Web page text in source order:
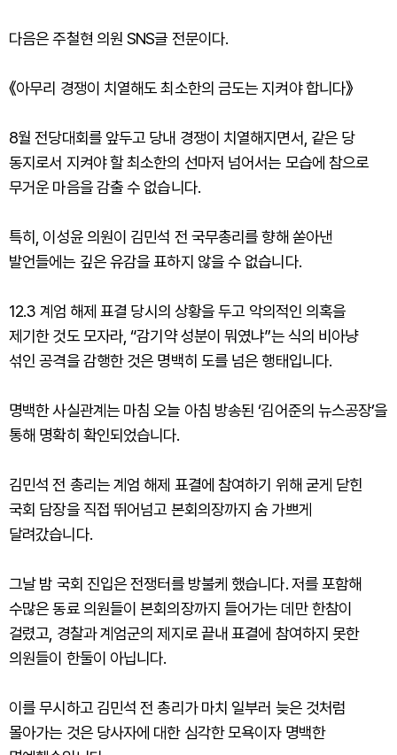
다음은 주철현 의원 SNS글 전문이다.
《아무리 경쟁이 치열해도 최소한의 금도는 지켜야 합니다》
8월 전당대회를 앞두고 당내 경쟁이 치열해지면서, 같은 당
동지로서 지켜야 할 최소한의 선마저 넘어서는 모습에 참으로
무거운 마음을 감출 수 없습니다.
특히, 이성윤 의원이 김민석 전 국무총리를 향해 쏟아낸
발언들에는 깊은 유감을 표하지 않을 수 없습니다.
12.3 계엄 해제 표결 당시의 상황을 두고 악의적인 의혹을
제기한 것도 모자라, “감기약 성분이 뭐였냐”는 식의 비아냥
섞인 공격을 감행한 것은 명백히 도를 넘은 행태입니다.
명백한 사실관계는 마침 오늘 아침 방송된 ‘김어준의 뉴스공장’을
통해 명확히 확인되었습니다.
김민석 전 총리는 계엄 해제 표결에 참여하기 위해 굳게 닫힌
국회 담장을 직접 뛰어넘고 본회의장까지 숨 가쁘게
달려갔습니다.
그날 밤 국회 진입은 전쟁터를 방불케 했습니다. 저를 포함해
수많은 동료 의원들이 본회의장까지 들어가는 데만 한참이
걸렸고, 경찰과 계엄군의 제지로 끝내 표결에 참여하지 못한
의원들이 한둘이 아닙니다.
이를 무시하고 김민석 전 총리가 마치 일부러 늦은 것처럼
몰아가는 것은 당사자에 대한 심각한 모욕이자 명백한